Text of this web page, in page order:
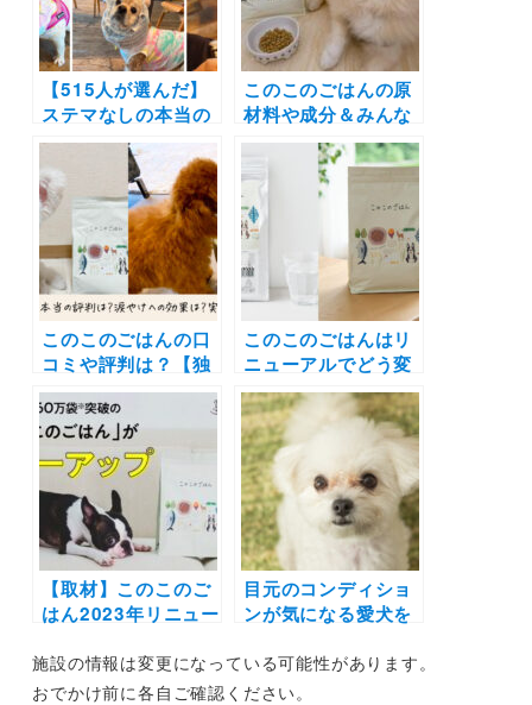
【515人が選んだ】
ステマなしの本当の
ドッグフード人気ラ
ンキング＜9部門＞ |
愛犬の気になる悩み
ケアで飼い主さんの
満足度が本当に高い
のはこれ！
このこのごはんの原
材料や成分＆みんな
の口コミまとめて紹
介！ 涙やけ・体臭・
毛並みの悩みをもつ
飼い主さんに評判の
人気国産ドッグフー
ドを調べてみたよ
このこのごはんの口
コミや評判は？【独
自アンケート実施】
涙やけなど目元が気
になる愛犬の健康維
持に。悪評はほん
と？ 開発会社へ独占
取材しました！
このこのごはんはリ
ニューアルでどう変
わった？値段や原材
料や栄養成分・パワ
ーアップのポイント
は？実際に愛犬に与
えてみました
【取材】このこのご
はん2023年リニュー
た？価格やカロリー
は？取材で感じた5
目元のコンディショ
ンが気になる愛犬を
るドッグフードの選
び方 | アンケート満
施設の情報は変更になっている可能性があります。
おでかけ前に各自ご確認ください。